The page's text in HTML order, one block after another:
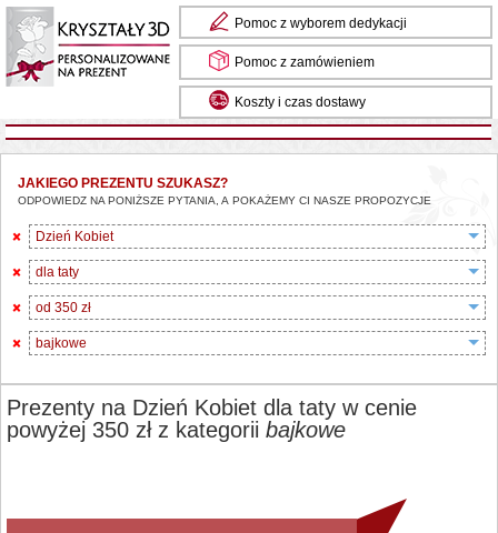
Pomoc z wyborem dedykacji
Pomoc z zamówieniem
Koszty i czas dostawy
JAKIEGO PREZENTU SZUKASZ?
ODPOWIEDZ NA PONIŻSZE PYTANIA, A POKAŻEMY CI NASZE PROPOZYCJE
Dzień Kobiet
dla taty
od 350 zł
bajkowe
Prezenty na Dzień Kobiet dla taty w cenie
powyżej 350 zł z kategorii bajkowe